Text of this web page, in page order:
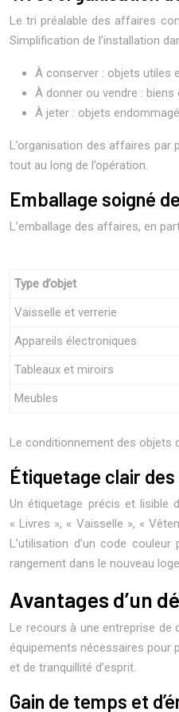
Le tri préalable des affaires
Simplification de l’installation
À conserver : objets
À donner ou vendre :
À jeter : objets
L’organisation des affaires par
tout au long de l’opération.
Emballage soigné
L’emballage des affaires, en
Type d’objet
Vaisselle et verrerie
Appareils électroniques
Tableaux et miroirs
Meubles
Le conditionnement des objets
Étiquetage clair
Un étiquetage précis et lisible
« Livres », « Vaisselle », «
L’utilisation d’un code
rangement dans le nouveau
Avantages d’un
Le recours à une entreprise de
équipements nécessaires pour
et de tranquillité d’esprit.
Gain de temps et